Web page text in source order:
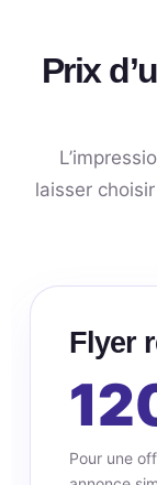
Prix
laisser
Flyer
Pour une